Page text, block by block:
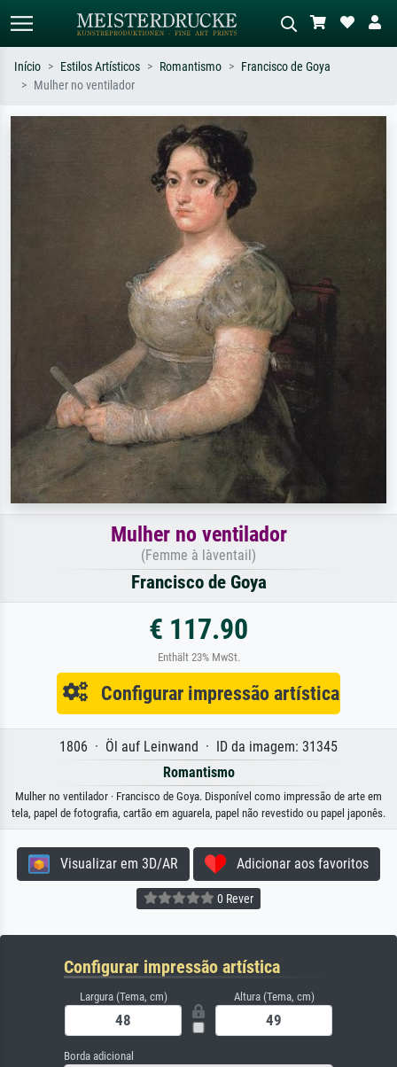
Pesquise por artista, título ou estilo –
ex: Monet, Noite Estrelada,
impressionismo, onda de Hokusai, nu.
Descreva a cena – ex: prado verde,
abstrato com muito vermelho, pintura
a óleo escura, nu em pé ao lado de
Início Estilos Artísticos Romantismo
Francisco de Goya
Mulher no ventilador
Mulher no ventilador
(Femme à làventail)
Francisco de Goya
€ 117.90
Enthält 23% MwSt.
Configurar impressão artística
1806 · Öl auf Leinwand · ID da imagem: 31345
Romantismo
Mulher no ventilador · Francisco de Goya. Disponível como impressão de arte em
tela, papel de fotografia, cartão em aguarela, papel não revestido ou papel japonês.
Visualizar em 3D/AR Adicionar aos favoritos
0 Rever
Configurar impressão artística
Largura (Tema, cm) Altura (Tema, cm)
Borda adicional